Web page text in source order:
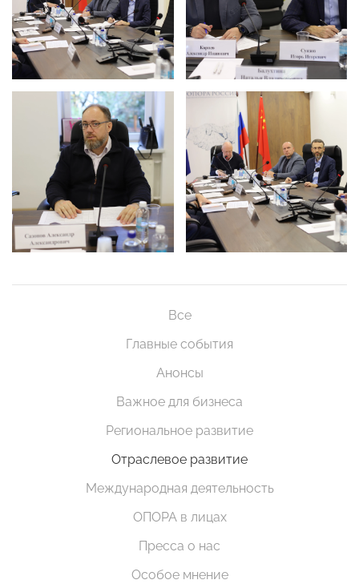
Все
Главные события
Анонсы
Важное для бизнеса
Региональное развитие
Отраслевое развитие
Международная деятельность
ОПОРА в лицах
Пресса о нас
Особое мнение